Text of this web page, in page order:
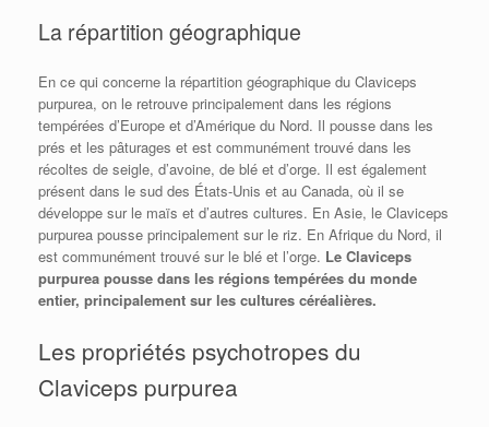
La répartition géographique
En ce qui concerne la répartition géographique du Claviceps
purpurea, on le retrouve principalement dans les régions
tempérées d’Europe et d’Amérique du Nord. Il pousse dans les
prés et les pâturages et est communément trouvé dans les
récoltes de seigle, d’avoine, de blé et d’orge. Il est également
présent dans le sud des États-Unis et au Canada, où il se
développe sur le maïs et d’autres cultures. En Asie, le Claviceps
purpurea pousse principalement sur le riz. En Afrique du Nord, il
est communément trouvé sur le blé et l’orge. Le Claviceps
purpurea pousse dans les régions tempérées du monde
entier, principalement sur les cultures céréalières.
Les propriétés psychotropes du
Claviceps purpurea